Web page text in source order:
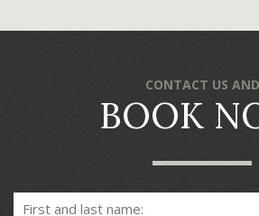
CONTACT US AND
BOOK